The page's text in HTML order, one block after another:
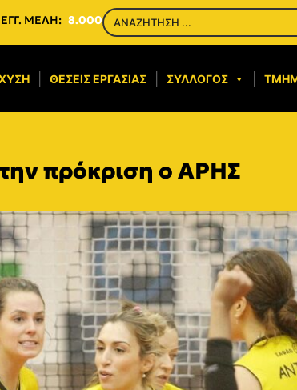
ΕΓΓ. ΜΕΛΗ: 8.000
ΘΈΣΕΙΣ ΕΡΓΑΣΊΑΣ ΣΎΛΛΟΓΟΣ
πρόκριση ο ΑΡΗΣ